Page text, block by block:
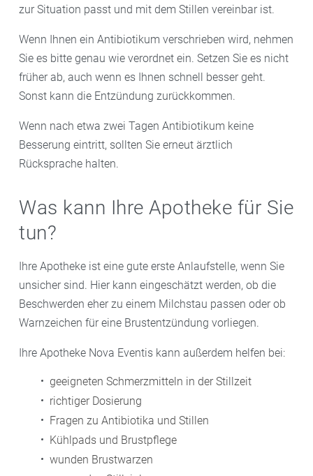
zur Situation passt und mit dem Stillen vereinbar ist.
Wenn Ihnen ein Antibiotikum verschrieben wird, nehmen
Sie es bitte genau wie verordnet ein. Setzen Sie es nicht
früher ab, auch wenn es Ihnen schnell besser geht.
Sonst kann die Entzündung zurückkommen.
Wenn nach etwa zwei Tagen Antibiotikum keine
Besserung eintritt, sollten Sie erneut ärztlich
Rücksprache halten.
Was kann Ihre Apotheke für Sie
tun?
Ihre Apotheke ist eine gute erste Anlaufstelle, wenn Sie
unsicher sind. Hier kann eingeschätzt werden, ob die
Beschwerden eher zu einem Milchstau passen oder ob
Warnzeichen für eine Brustentzündung vorliegen.
Ihre Apotheke Nova Eventis kann außerdem helfen bei:
geeigneten Schmerzmitteln in der Stillzeit
richtiger Dosierung
Fragen zu Antibiotika und Stillen
Kühlpads und Brustpflege
wunden Brustwarzen